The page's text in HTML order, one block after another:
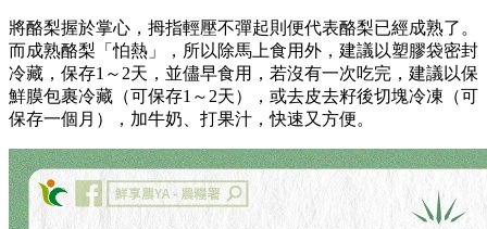
將酪梨握於掌心，拇指輕壓不彈起則便代表酪梨已經成熟了。
而成熟酪梨「怕熱」，所以除馬上食用外，建議以塑膠袋密封
冷藏，保存1～2天，並儘早食用，若沒有一次吃完，建議以保
鮮膜包裹冷藏（可保存1～2天），或去皮去籽後切塊冷凍（可
保存一個月），加牛奶、打果汁，快速又方便。